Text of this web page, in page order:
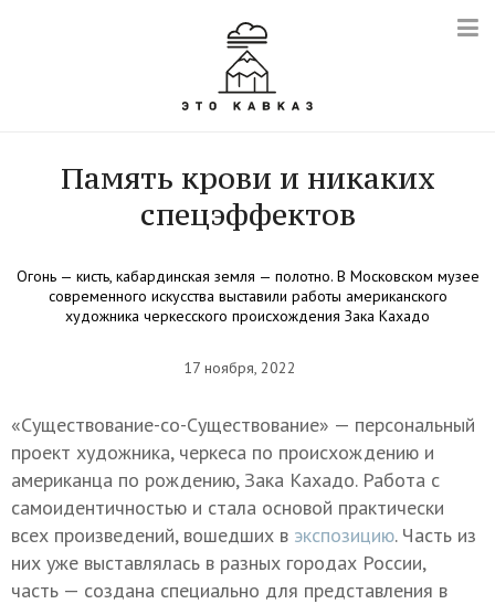
Память крови и никаких
спецэффектов
Огонь — кисть, кабардинская земля — полотно. В Московском музее
современного искусства выставили работы американского
художника черкесского происхождения Зака Кахадо
17 ноября, 2022
«Существование-со-Cуществование» — персональный
проект художника, черкеса по происхождению и
американца по рождению, Зака Кахадо. Работа с
самоидентичностью и стала основой практически
всех произведений, вошедших в экспозицию. Часть из
них уже выставлялась в разных городах России,
часть — создана специально для представления в